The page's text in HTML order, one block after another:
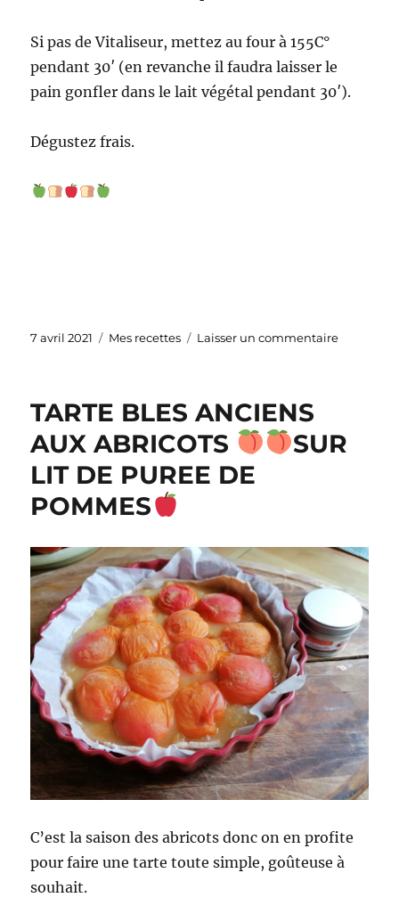
Si pas de Vitaliseur, mettez au four à 155C°
pendant 30′ (en revanche il faudra laisser le
pain gonfler dans le lait végétal pendant 30′).
Dégustez frais.
Publié
7 avril 2021 Catégories
Mes recettes Laisser un commentairesur
écorces
sucre
coco
Au
Vitaliseur
de
Marion
TARTE BLES ANCIENS
AUX ABRICOTS
SUR
LIT DE PUREE DE
POMMES
C’est la saison des abricots donc on en profite
pour faire une tarte toute simple, goûteuse à
souhait.